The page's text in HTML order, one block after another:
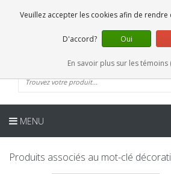
FR
MENU
Produits associés au mot-clé
Veuillez accepter les cookies afin de
D'accord? Oui
En savoir plus sur les témoins